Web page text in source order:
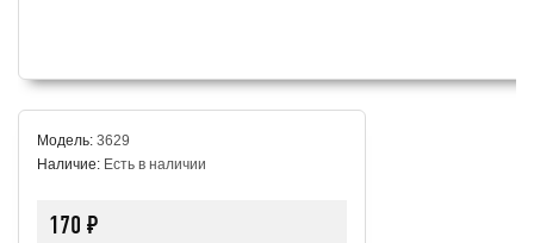
Модель: 3629
Наличие: Есть в наличии
170 ₽